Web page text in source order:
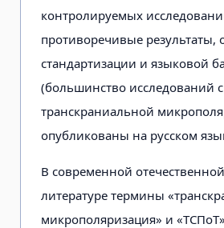
контролируемых
противоречивые результаты,
стандартизации и языковой
(большинство исследований
транскраниальной
опубликованы на русском
В современной
литературе термины
микрополяризация» и